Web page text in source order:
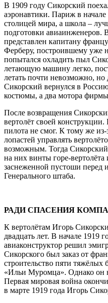
В 1909 году Сикорский
аэронавтики. Париж в
столицей мира, а школа –
подготовки
представлен капитану
Ферберу, построившему уже
попытался охладить пыл
летающую машину легко,
летать почти невозможно, но
Сикорский вернулся в
костюмы, а два мотора
После возвращения
вертолёт своей конструкции.
пилота не смог. К тому же из-
лопастей управлять
возможным. Тогда
на них винты горе-
заснеженной пустоши
Генерального штаба.
РАДИ СПАСЕНИЯ
К вертолётам Игорь
двадцать лет. В начале 1919
авиаконструктор решил
Сикорского был заказ от
строительство пяти
«Ильи Муромца». Однако он
Первая мировая война
в марте 1919 года Игорь